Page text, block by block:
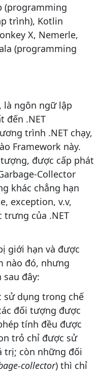
(programming
trình), Kotlin
X, Nemerle,
(programming
là ngôn ngữ lập
đến .NET
trình .NET chạy,
Framework này.
được cấp phát
Collector
khác chẳng hạn
exception, v.v,
trưng của .NET
giới hạn và được
nào đó, nhưng
đây:
sử dụng trong chế
đối tượng được
tính đều được
trỏ chỉ được sử
trị; còn những đối
collector) thì chỉ